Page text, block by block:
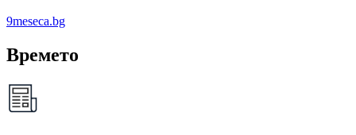
9meseca.bg
Времето